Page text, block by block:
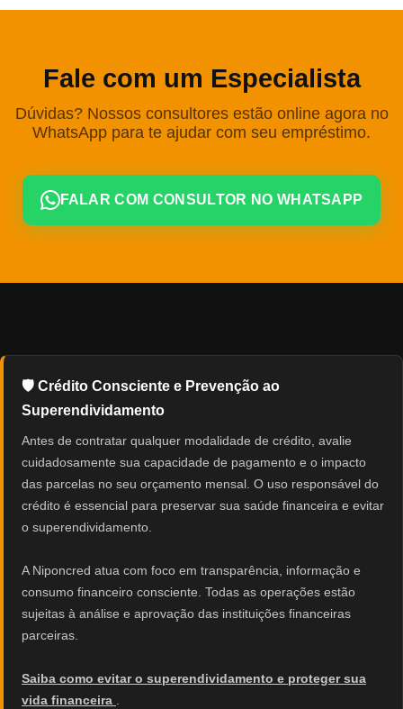
Fale com um Especialista
Dúvidas? Nossos consultores estão online agora no
WhatsApp para te ajudar com seu empréstimo.
FALAR COM CONSULTOR NO WHATSAPP
🛡️ Crédito Consciente e Prevenção ao
Superendividamento
Antes de contratar qualquer modalidade de crédito, avalie
cuidadosamente sua capacidade de pagamento e o impacto
das parcelas no seu orçamento mensal. O uso responsável do
crédito é essencial para preservar sua saúde financeira e evitar
o superendividamento.
A Niponcred atua com foco em transparência, informação e
consumo financeiro consciente. Todas as operações estão
sujeitas à análise e aprovação das instituições financeiras
parceiras.
Saiba como evitar o superendividamento e proteger sua
vida financeira .